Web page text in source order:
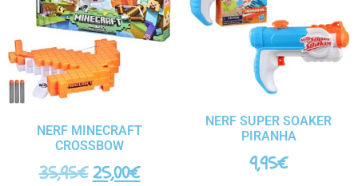
NERF MINECRAFT
CROSSBOW
35,95€25,00€
NERF SUPER SOAKER
PIRANHA
9,95€